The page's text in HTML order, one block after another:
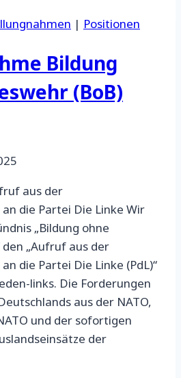
| Positionen
Bildung
(BoB)
aus der
die Partei Die Linke Wir
„Bildung ohne
den „Aufruf aus der
die Partei Die Linke (PdL)“
links. Die Forderungen
aus der NATO,
und der sofortigen
der